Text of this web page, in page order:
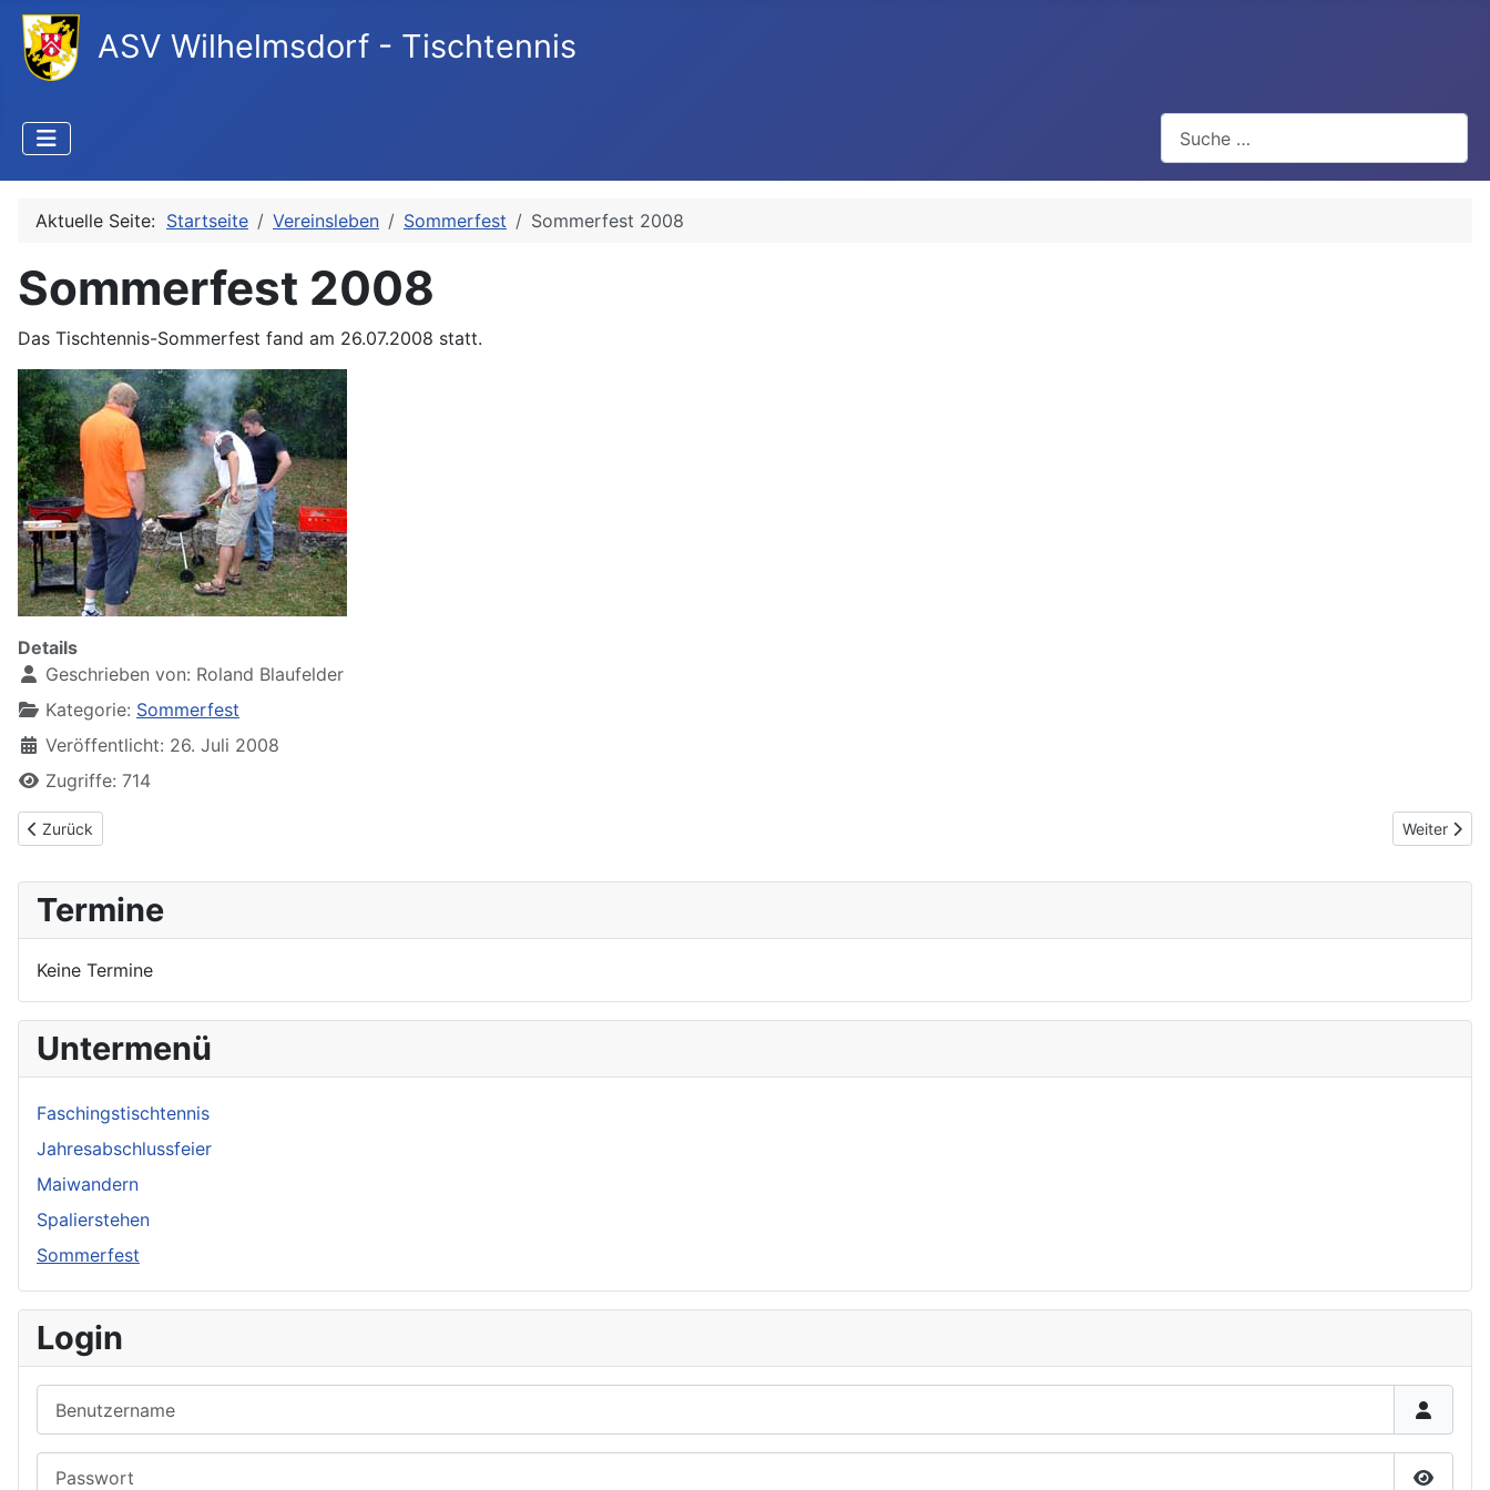
ASV Wilhelmsdorf - Tischtennis
Aktuelle Seite: Startseite Vereinsleben Sommerfest Sommerfest 2008
Sommerfest 2008
Das Tischtennis-Sommerfest fand am 26.07.2008 statt.
Details
Geschrieben von: Roland Blaufelder
Kategorie: Sommerfest
Veröffentlicht: 26. Juli 2008
Zugriffe: 714
Vorheriger Beitrag: Sommerfest 2009
Zurück Nächster
Weiter
Termine
Keine Termine
Untermenü
Faschingstischtennis
Jahresabschlussfeier
Maiwandern
Spalierstehen
Sommerfest
Login